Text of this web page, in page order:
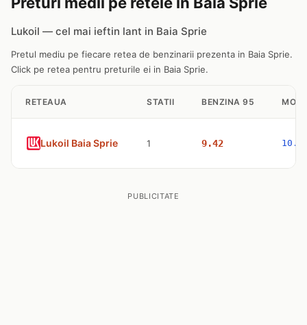
Lukoil — cel mai ieftin lant in Baia Sprie
Pretul mediu pe fiecare retea de benzinarii prezenta in Baia Sprie.
Click pe retea pentru preturile ei in Baia Sprie.
RETEAUA STATII BENZINA 95
Lukoil Baia Sprie 1 9.42
PUBLICITATE